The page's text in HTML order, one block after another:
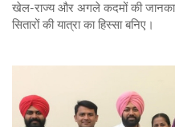
खेल‑राज्य और अगले कदमों की
सितारों की यात्रा का हिस्सा बनिए।